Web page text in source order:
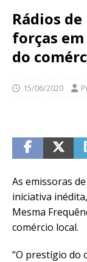
Rádios
forças
do
15/06/2020
As emissoras
iniciativa
Mesma
comércio local.
“O prestígio do